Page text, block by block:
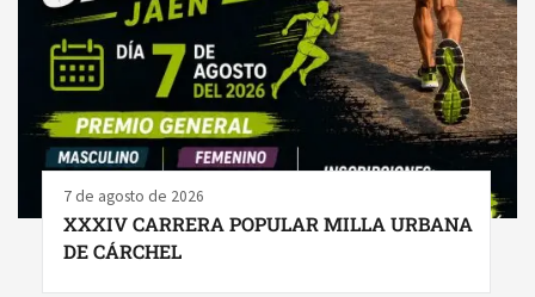
7 de agosto de 2026
XXXIV CARRERA POPULAR MILLA URBANA
DE CÁRCHEL